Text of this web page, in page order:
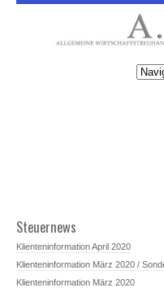
Steuernews
Klienteninformation April 2020
Klienteninformation März 2020 /
Klienteninformation März 2020